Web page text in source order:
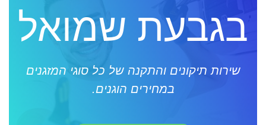
בגבעת שמואל
שירות תיקונים והתקנה של כל סוגי המזגנים
במחירים הוגנים.